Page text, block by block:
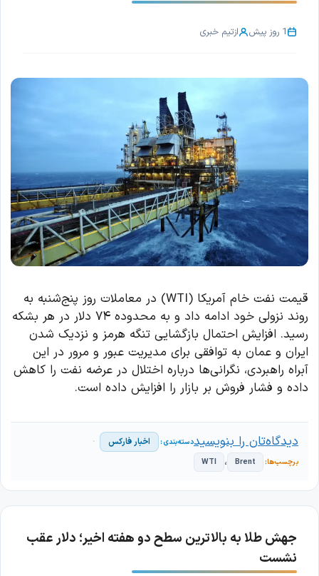
1 روز پیش ازتیم خبری
قیمت نفت خام آمریکا (WTI) در معاملات روز پنج‌شنبه به
روند نزولی خود ادامه داد و به محدوده ۷۴ دلار در هر بشکه
رسید. افزایش احتمال بازگشایی تنگه هرمز و نزدیک شدن
ایران و عمان به توافقی برای مدیریت عبور و مرور در این
آبراه راهبردی، نگرانی‌ها درباره اختلال در عرضه نفت را کاهش
داده و فشار فروش بر بازار را افزایش داده است.
اخبار فارکس
Brent ، WTI
دیدگاه‌تان را بنویسید
جهش طلا به بالاترین سطح دو هفته اخیر؛ دلار عقب
نشست